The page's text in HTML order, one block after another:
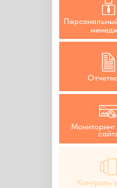
Контроль